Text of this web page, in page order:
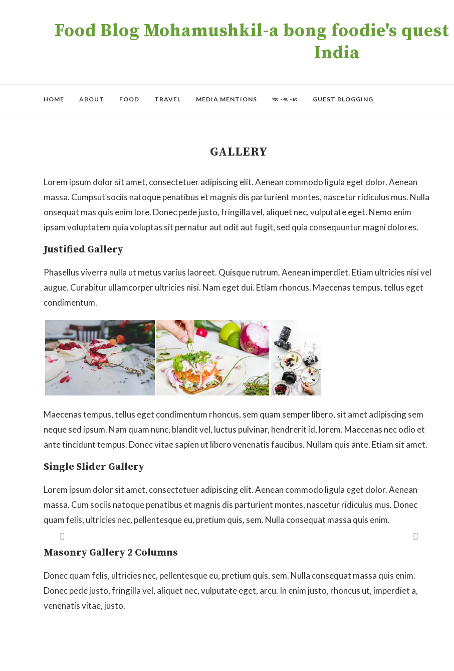
Food Blog Mohamushkil-a bong foodie's
India
HOME ABOUT FOOD TRAVEL MEDIA MENTIONS অং -বং -চং GUEST BLOGGING
GALLERY
Lorem ipsum dolor sit amet, consectetuer adipiscing elit. Aenean commodo ligula eget dolor. Aenean
massa. Cumpsut sociis natoque penatibus et magnis dis parturient montes, nascetur ridiculus mus. Nulla
onsequat mas quis enim lore. Donec pede justo, fringilla vel, aliquet nec, vulputate eget. Nemo enim
ipsam voluptatem quia voluptas sit pernatur aut odit aut fugit, sed quia consequuntur magni dolores.
Justified Gallery
Phasellus viverra nulla ut metus varius laoreet. Quisque rutrum. Aenean imperdiet. Etiam ultricies nisi vel
augue. Curabitur ullamcorper ultricies nisi. Nam eget dui. Etiam rhoncus. Maecenas tempus, tellus eget
condimentum.
Maecenas tempus, tellus eget condimentum rhoncus, sem quam semper libero, sit amet adipiscing sem
neque sed ipsum. Nam quam nunc, blandit vel, luctus pulvinar, hendrerit id, lorem. Maecenas nec odio et
ante tincidunt tempus. Donec vitae sapien ut libero venenatis faucibus. Nullam quis ante. Etiam sit amet.
Single Slider Gallery
Lorem ipsum dolor sit amet, consectetuer adipiscing elit. Aenean commodo ligula eget dolor. Aenean
massa. Cum sociis natoque penatibus et magnis dis parturient montes, nascetur ridiculus mus. Donec
quam felis, ultricies nec, pellentesque eu, pretium quis, sem. Nulla consequat massa quis enim.
Masonry Gallery 2 Columns
Donec quam felis, ultricies nec, pellentesque eu, pretium quis, sem. Nulla consequat massa quis enim.
Donec pede justo, fringilla vel, aliquet nec, vulputate eget, arcu. In enim justo, rhoncus ut, imperdiet a,
venenatis vitae, justo.